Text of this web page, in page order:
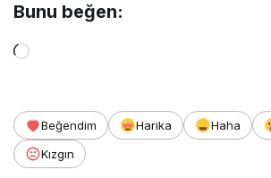
Bunu beğen:
Yükleniyor...
Beğendim Harika Haha
Kızgın